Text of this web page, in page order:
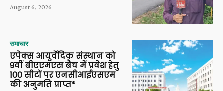
August 6, 2026
समाचार
एपेक्स आयुर्वेदिक संस्थान को
9वीं बीएएमएस बैच में प्रवेश हेतु
100 सीटों पर एनसीआईएसएम
की अनुमति प्राप्त*